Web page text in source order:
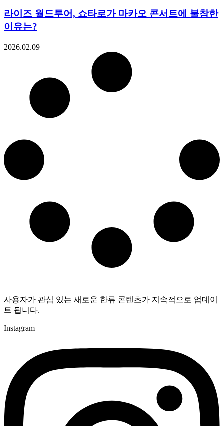
라이즈 월드투어, 쇼타로가 마카오 콘서트에 불참한
이유는?
2026.02.09
사용자가 관심 있는 새로운 한류 콘텐츠가 지속적으로 업데이
트 됩니다.
Instagram